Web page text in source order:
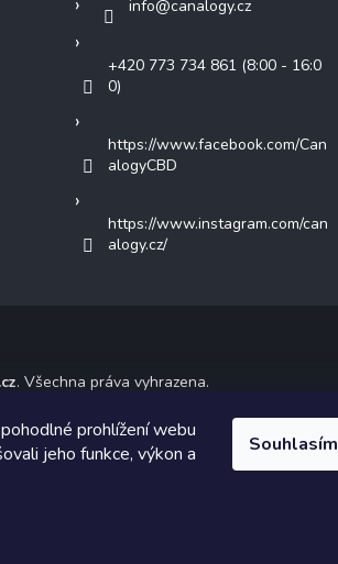
prohlížení webu
jeho funkce, výkon a
Souhlasím
info@canalogy.cz
+420 773 734 861 (8:00 - 16:0
0)
https://www.facebook.com/Can
alogyCBD
https://www.instagram.com/can
alogy.cz/
. Všechna práva vyhrazena.
Shoptetak.cz.
Shoptet